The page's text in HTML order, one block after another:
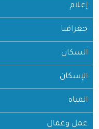
إعلام
جغرافيا
السكان
الإسكان
المياه
عمل وعمال